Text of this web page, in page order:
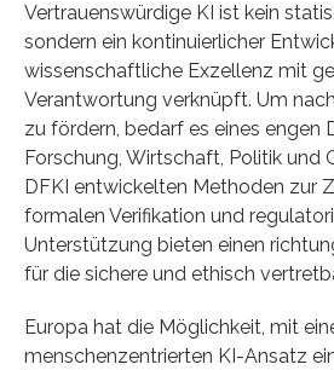
Vertrauenswürdige KI ist kein
sondern ein kontinuierlicher
wissenschaftliche Exzellenz mit
Verantwortung verknüpft. Um
zu fördern, bedarf es eines engen
Forschung, Wirtschaft, Politik und
DFKI entwickelten Methoden zur
formalen Verifikation und
Unterstützung bieten einen
für die sichere und ethisch
Europa hat die Möglichkeit, mit
menschenzentrierten KI-Ansatz